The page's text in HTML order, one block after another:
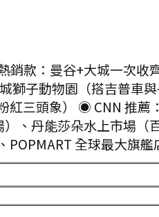
銷款：曼谷+大城一次收
獅子動物園（搭吉普車
紅三頭象） ◉ CNN 推
、丹能莎朵水上市場
POPMART 全球最大旗